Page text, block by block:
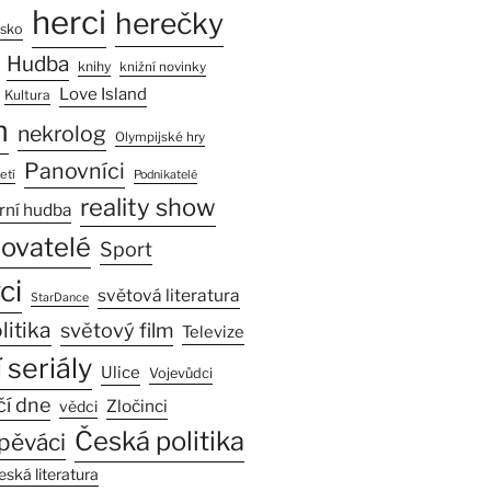
herci herečky
Hudba knihy knižní novinky
Kultura Love Island
nekrolog Olympijské hry
Panovníci Podnikatelé
hudba reality show
Sport
StarDance světová literatura
světový film Televize
Ulice Vojevůdci
dne vědci Zločinci
Česká politika
literatura